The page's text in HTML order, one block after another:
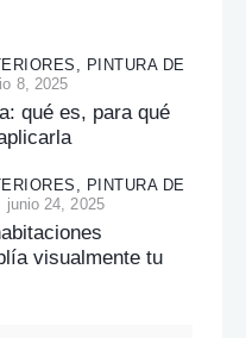
PINTURA DE
8, 2025
qué es, para qué
PINTURA DE
junio 24, 2025
visualmente tu